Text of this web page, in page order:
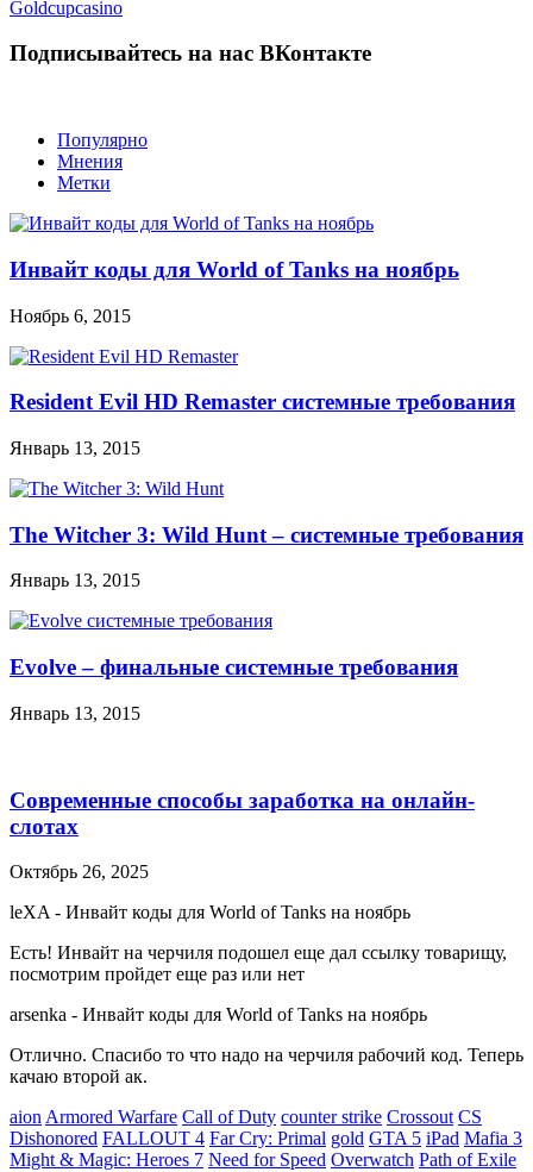
Goldcupcasino
Подписывайтесь на нас ВКонтакте
Популярно
Мнения
Метки
Инвайт коды для World of Tanks на ноябрь
Ноябрь 6, 2015
Resident Evil HD Remaster системные требования
Январь 13, 2015
The Witcher 3: Wild Hunt – системные требования
Январь 13, 2015
Evolve – финальные системные требования
Январь 13, 2015
Современные способы заработка на онлайн-
слотах
Октябрь 26, 2025
leXA - Инвайт коды для World of Tanks на ноябрь
Есть! Инвайт на черчиля подошел еще дал ссылку товарищу,
посмотрим пройдет еще раз или нет
arsenka - Инвайт коды для World of Tanks на ноябрь
Отлично. Спасибо то что надо на черчиля рабочий код. Теперь
качаю второй ак.
aion Armored Warfare Call of Duty counter strike Crossout CS
Dishonored FALLOUT 4 Far Cry: Primal gold GTA 5 iPad Mafia 3
Might & Magic: Heroes 7 Need for Speed Overwatch Path of Exile